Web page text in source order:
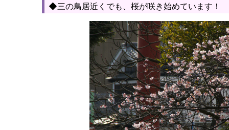
◆三の鳥居近くでも、桜が咲き始めています！